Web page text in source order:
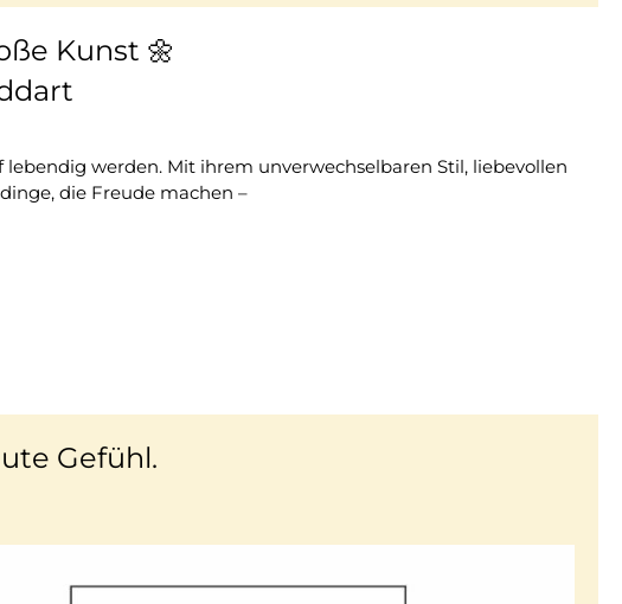
Kunst 🌼
werden. Mit ihrem unverwechselbaren Stil, liebevollen
die Freude machen –
Gefühl.